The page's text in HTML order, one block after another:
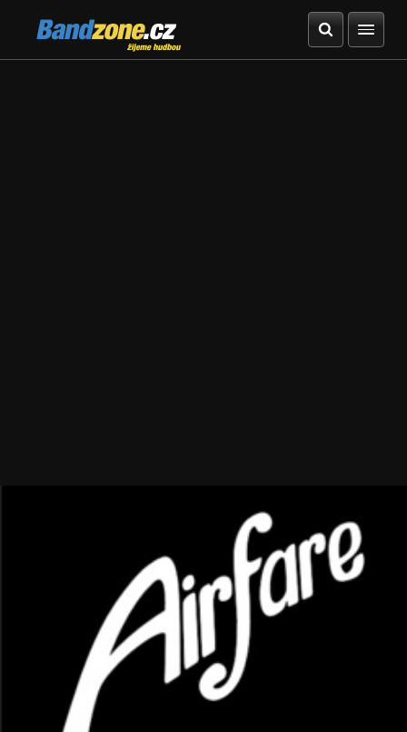
Bandzone.cz
žijeme hudbou